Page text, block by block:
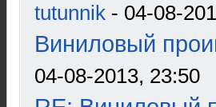
tutunnik - 04-08-
Виниловый
04-08-2013, 23:50